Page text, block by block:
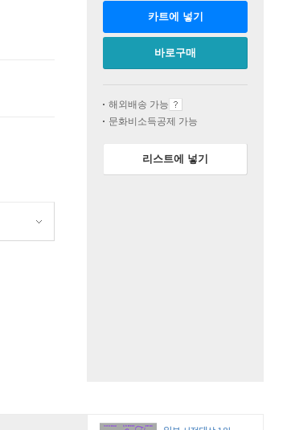
카트에 넣기
바로구매
해외배송 가능
문화비소득공제 가능
리스트에 넣기